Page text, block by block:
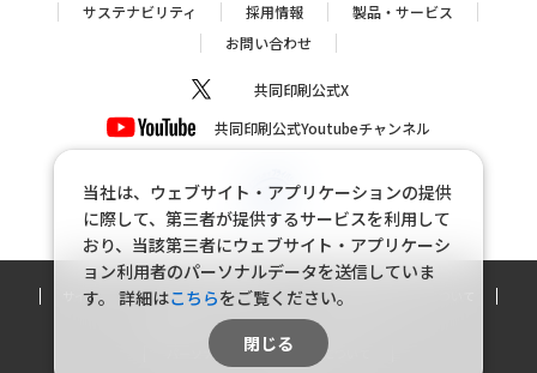
サステナビリティ
採用情報
製品・サービス
お問い合わせ
共同印刷公式X
共同印刷公式Youtubeチャンネル
サイトマップ 個人情報保護方針
個人情報の取り扱いについて
ソーシャルメディアポリシー
パーソナルデータの外部送信について
当社は、ウェブサイト・アプリケーションの提供
に際して、第三者が提供するサービスを利用して
おり、当該第三者にウェブサイト・アプリケーシ
ョン利用者のパーソナルデータを送信していま
す。 詳細はこちらをご覧ください。
閉じる